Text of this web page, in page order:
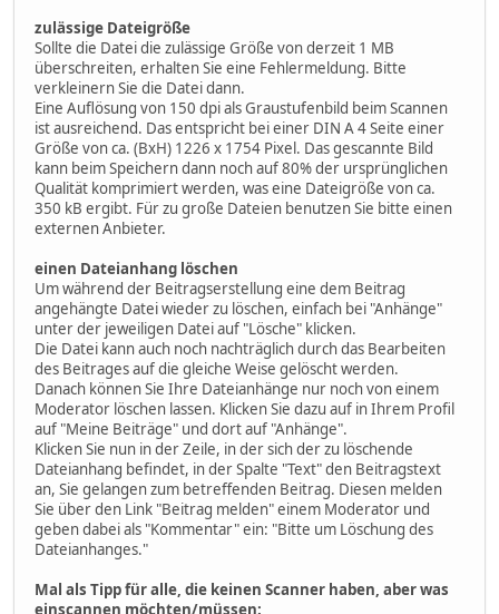
zulässige Dateigröße
Sollte die Datei die zulässige Größe von derzeit 1 MB
überschreiten, erhalten Sie eine Fehlermeldung. Bitte
verkleinern Sie die Datei dann.
Eine Auflösung von 150 dpi als Graustufenbild beim Scannen
ist ausreichend. Das entspricht bei einer DIN A 4 Seite einer
Größe von ca. (BxH) 1226 x 1754 Pixel. Das gescannte Bild
kann beim Speichern dann noch auf 80% der ursprünglichen
Qualität komprimiert werden, was eine Dateigröße von ca.
350 kB ergibt. Für zu große Dateien benutzen Sie bitte einen
externen Anbieter.
einen Dateianhang löschen
Um während der Beitragserstellung eine dem Beitrag
angehängte Datei wieder zu löschen, einfach bei "Anhänge"
unter der jeweiligen Datei auf "Lösche" klicken.
Die Datei kann auch noch nachträglich durch das Bearbeiten
des Beitrages auf die gleiche Weise gelöscht werden.
Danach können Sie Ihre Dateianhänge nur noch von einem
Moderator löschen lassen. Klicken Sie dazu auf in Ihrem Profil
auf "Meine Beiträge" und dort auf "Anhänge".
Klicken Sie nun in der Zeile, in der sich der zu löschende
Dateianhang befindet, in der Spalte "Text" den Beitragstext
an, Sie gelangen zum betreffenden Beitrag. Diesen melden
Sie über den Link "Beitrag melden" einem Moderator und
geben dabei als "Kommentar" ein: "Bitte um Löschung des
Dateianhanges."
Mal als Tipp für alle, die keinen Scanner haben, aber was
einscannen möchten/müssen: